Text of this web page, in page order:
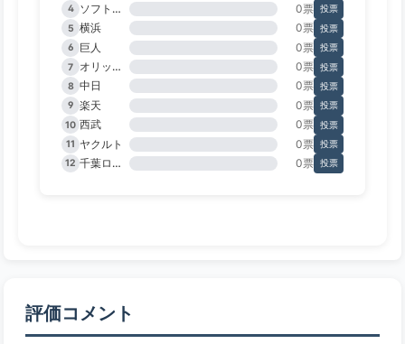
4
ソフトバンク 0票 投票
5 横浜 0票 投票
6
巨人 0票 投票
7
オリックス 0票 投票
8 中日 0票 投票
9 楽天 0票 投票
10 西武 0票 投票
11 ヤクルト 0票 投票
12
千葉ロッテ 0票 投票
評価コメント